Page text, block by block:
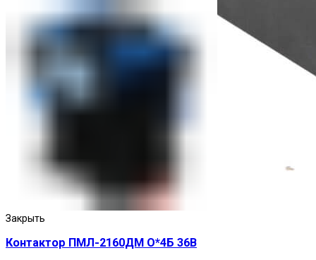
Приставки выдержки времени
Закрыть
Контактор ПМЛ-2160ДМ О*4Б 36В